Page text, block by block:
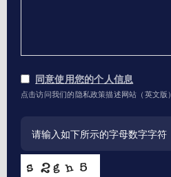
同意使用您的个人信息
点击访问我们的隐私政策描述网站（英文版）